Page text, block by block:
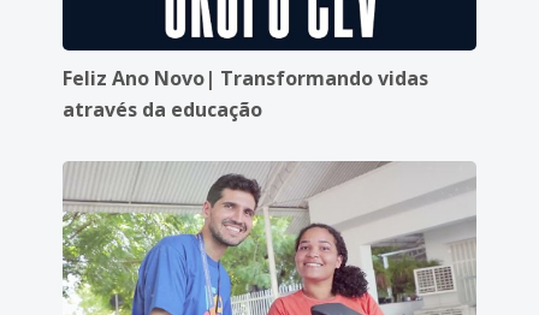
Feliz Ano Novo| Transformando vidas
através da educação